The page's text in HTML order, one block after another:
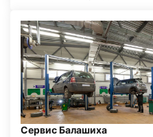
Сервис Балашиха